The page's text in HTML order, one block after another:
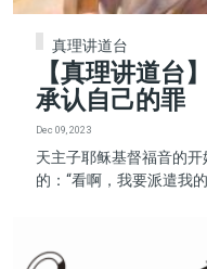
真理讲道台
【真理讲道台
承认自己的罪
Dec 09, 2023
天主子耶稣基督福音的
的：“看啊，我要派遣我